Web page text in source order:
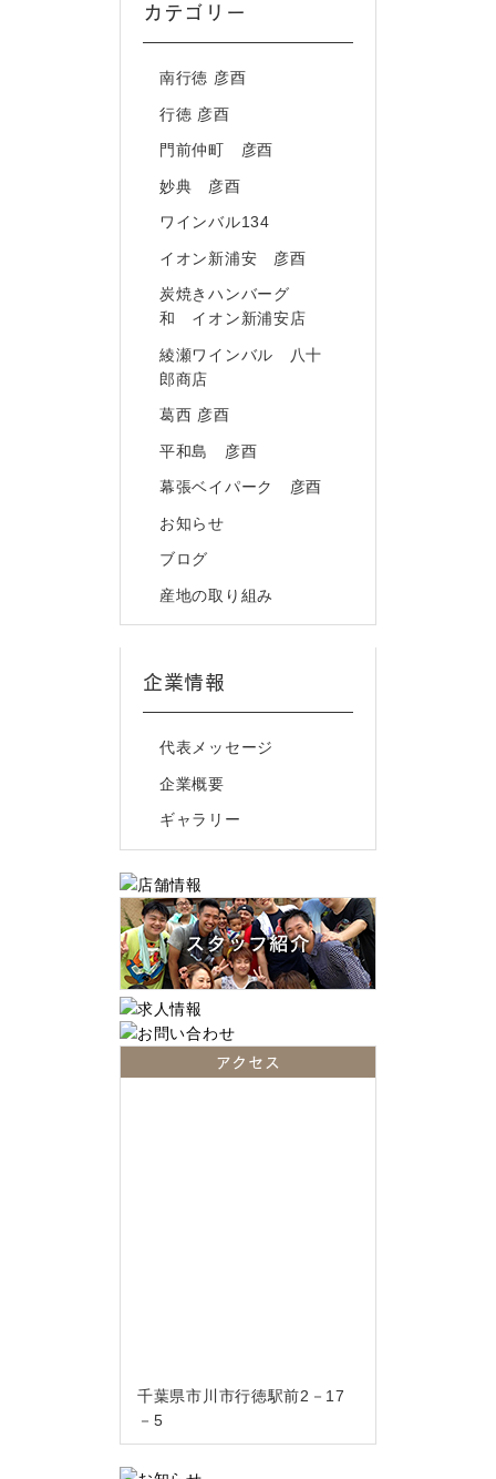
カテゴリー
南行徳 彦酉
行徳 彦酉
門前仲町 彦酉
妙典 彦酉
ワインバル134
イオン新浦安 彦酉
炭焼きハンバーグ
和 イオン新浦安店
綾瀬ワインバル 八十
郎商店
葛西 彦酉
平和島 彦酉
幕張ベイパーク 彦酉
お知らせ
ブログ
産地の取り組み
企業情報
代表メッセージ
企業概要
ギャラリー
アクセス
千葉県市川市行徳駅前2－17
－5